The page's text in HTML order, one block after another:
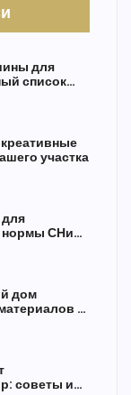
для
список
участка
нормы СНиП
дом
и
советы и